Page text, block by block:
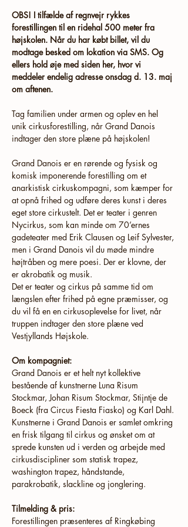
OBS! I tilfælde af regnvejr rykkes
forestillingen til en ridehal 500 meter fra
højskolen. Når du har købt billet, vil du
modtage besked om lokation via SMS. Og
ellers hold øje med siden her, hvor vi
meddeler endelig adresse onsdag d. 13. maj
om aftenen.
Tag familien under armen og oplev en hel
unik cirkusforestilling, når Grand Danois
indtager den store plæne på højskolen!
Grand Danois er en rørende og fysisk og
komisk imponerende forestilling om et
anarkistisk cirkuskompagni, som kæmper for
at opnå frihed og udføre deres kunst i deres
eget store cirkustelt. Det er teater i genren
Nycirkus, som kan minde om 70’ernes
gadeteater med Erik Clausen og Leif Sylvester,
men i Grand Danois vil du møde mindre
højtråben og mere poesi. Der er klovne, der
er akrobatik og musik.
Det er teater og cirkus på samme tid om
længslen efter frihed på egne præmisser, og
du vil få en en cirkusoplevelse for livet, når
truppen indtager den store plæne ved
Vestjyllands Højskole.
Om kompagniet:
Grand Danois er et helt nyt kollektive
bestående af kunstnerne Luna Risum
Stockmar, Johan Risum Stockmar, Stijntje de
Boeck (fra Circus Fiesta Fiasko) og Karl Dahl.
Kunstnerne i Grand Danois er samlet omkring
en frisk tilgang til cirkus og ønsket om at
sprede kunsten ud i verden og arbejde med
cirkusdiscipliner som statisk trapez,
washington trapez, håndstande,
parakrobatik, slackline og jonglering.
Tilmelding & pris:
Forestillingen præsenteres af Ringkøbing